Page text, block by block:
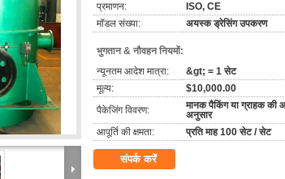
प्रमाणन:
ISO, CE
मॉडल संख्या:
अयस्क ड्रेसिंग उपकरण
भुगतान & नौवहन नियमों:
न्यूनतम आदेश मात्रा:
&gt; = 1 सेट
मूल्य:
$10,000.00
पैकेजिंग विवरण:
मानक पैकिंग या ग्राहक की
अनुसार
आपूर्ति की क्षमता:
प्रति माह 100 सेट / सेट
संपर्क करें